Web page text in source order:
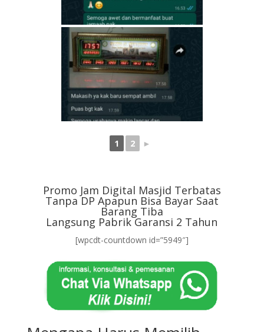
1 2 ►
Promo Jam Digital Masjid Terbatas
Tanpa DP Apapun Bisa Bayar Saat
Barang Tiba
Langsung Pabrik Garansi 2 Tahun
[wpcdt-countdown id=”5949″]